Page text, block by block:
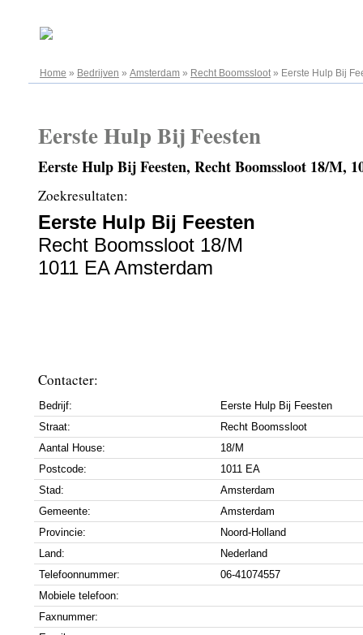
Home » Bedrijven » Amsterdam » Recht Boomssloot» Eerste Hulp Bij
Eerste Hulp Bij Feesten
Eerste Hulp Bij Feesten, Recht Boomssloot 18/M,
Zoekresultaten:
Eerste Hulp Bij Feesten
Recht Boomssloot 18/M
1011 EA Amsterdam
Contacter:
Bedrijf:
Eerste Hulp Bij Feesten
Straat:
Recht Boomssloot
Aantal House:
18/M
Postcode:
1011 EA
Stad:
Amsterdam
Gemeente:
Amsterdam
Provincie:
Noord-Holland
Land:
Nederland
Telefoonnummer:
06-41074557
Mobiele telefoon:
Faxnummer: